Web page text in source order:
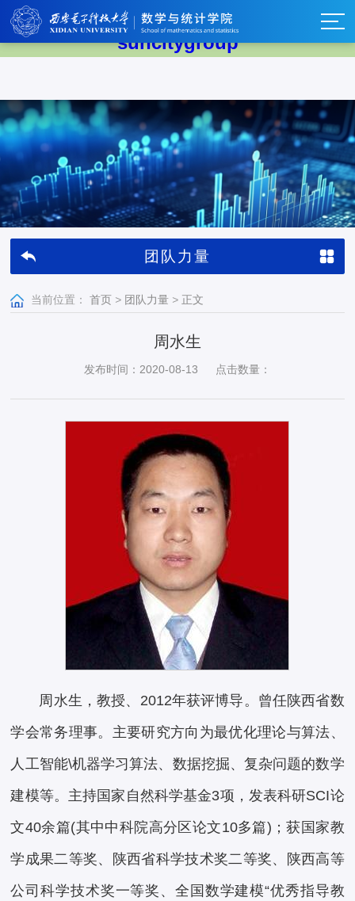
太阳集团tyc539(中国)有限公司-
suncitygroup
团队力量
当前位置： 首页 > 团队力量 > 正文
周水生
发布时间：2020-08-13 点击数量：
周水生，教授、2012年获评博导。曾任陕西省数
学会常务理事。主要研究方向为最优化理论与算法、
人工智能\机器学习算法、数据挖掘、复杂问题的数学
建模等。主持国家自然科学基金3项，发表科研SCI论
文40余篇(其中中科院高分区论文10多篇)；获国家教
学成果二等奖、陕西省科学技术奖二等奖、陕西高等
公司科学技术奖一等奖、全国数学建模“优秀指导教